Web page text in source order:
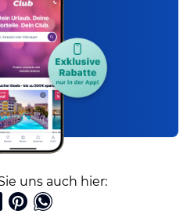
uns auch hier: